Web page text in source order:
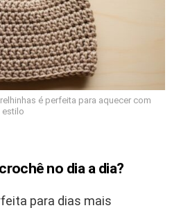
é perfeita para aquecer com
estilo
no dia a dia?
para dias mais